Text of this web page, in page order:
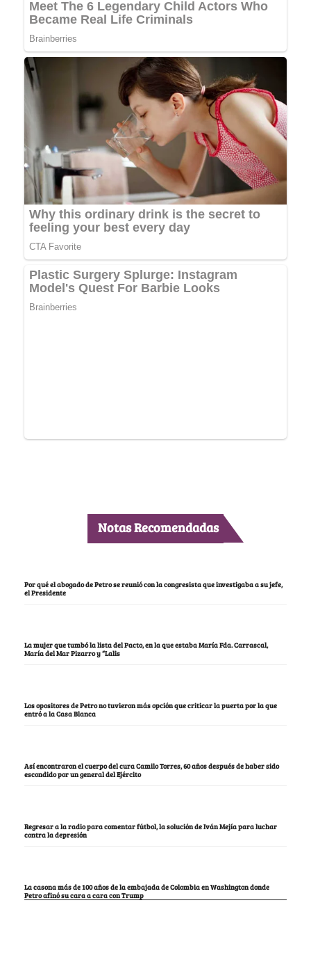
Notas Recomendadas
Por qué el abogado de Petro se reunió con la congresista que investigaba a su jefe,
el Presidente
La mujer que tumbó la lista del Pacto, en la que estaba María Fda. Carrascal,
María del Mar Pizarro y “Lalis
Los opositores de Petro no tuvieron más opción que criticar la puerta por la que
entró a la Casa Blanca
Así encontraron el cuerpo del cura Camilo Torres, 60 años después de haber sido
escondido por un general del Ejército
Regresar a la radio para comentar fútbol, la solución de Iván Mejía para luchar
contra la depresión
La casona más de 100 años de la embajada de Colombia en Washington donde
Petro afinó su cara a cara con Trump